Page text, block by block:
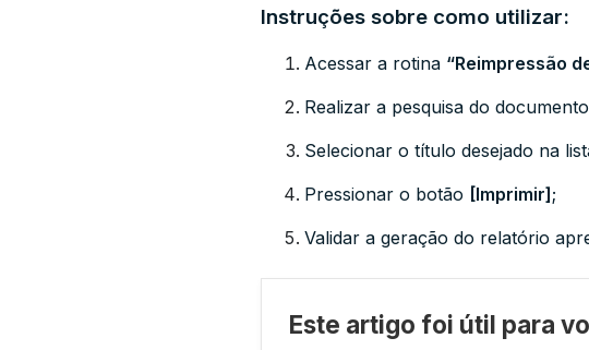
Instruções sobre como utilizar:
Acessar a rotina “Reimpressão
Realizar a pesquisa do
Selecionar o título desejado na
Pressionar o botão [Imprimir];
Validar a geração do relatório
Este artigo foi útil para